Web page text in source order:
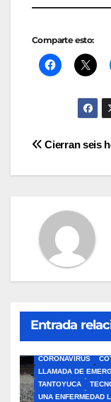
Comparte esto:
de
Cierran seis
Entrada
CORONAVIRUS
LLAMADA DE
TANTOYUCA
UNA ENFERMEDAD